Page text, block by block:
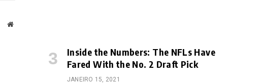
Website
Inside the Numbers: The NFLs Have
Fared With the No. 2 Draft Pick
JANEIRO 15, 2021